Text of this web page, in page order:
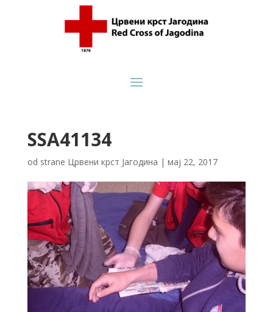
SSA41134
od strane Црвени крст Јагодина | мај 22, 2017